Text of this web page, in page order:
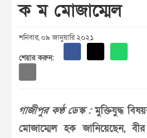
ক ম মোজাম্মেল
শনিবার, ০৯ জানুয়ারি ২০২১
শেয়ার করুন:
গাজীপুর কণ্ঠ ডেস্ক :মুক্তিযুদ্ধ
মোজাম্মেল হক জানিয়েছেন, বীর